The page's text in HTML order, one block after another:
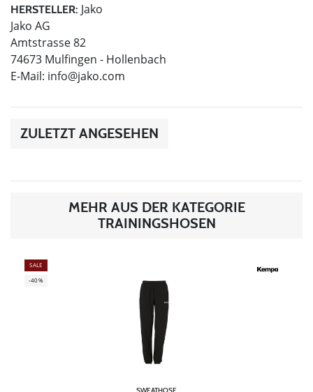
HERSTELLER: Jako
Jako AG
Amtstrasse 82
74673 Mulfingen - Hollenbach
E-Mail: info@jako.com
ZULETZT ANGESEHEN
MEHR AUS DER KATEGORIE
TRAININGSHOSEN
SALE
-40%
SWEATHOSE